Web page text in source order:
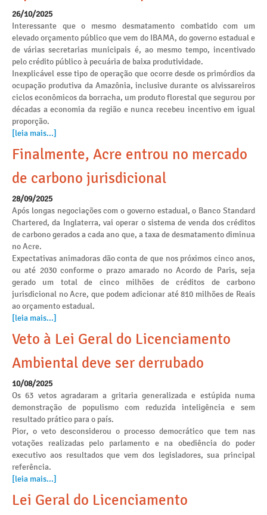
26/10/2025
Interessante que o mesmo desmatamento combatido com um
elevado orçamento público que vem do IBAMA, do governo estadual e
de várias secretarias municipais é, ao mesmo tempo, incentivado
pelo crédito público à pecuária de baixa produtividade.
Inexplicável esse tipo de operação que ocorre desde os primórdios da
ocupação produtiva da Amazônia, inclusive durante os alvissareiros
ciclos econômicos da borracha, um produto florestal que segurou por
décadas a economia da região e nunca recebeu incentivo em igual
proporção.
[leia mais...]
Finalmente, Acre entrou no mercado
de carbono jurisdicional
28/09/2025
Após longas negociações com o governo estadual, o Banco Standard
Chartered, da Inglaterra, vai operar o sistema de venda dos créditos
de carbono gerados a cada ano que, a taxa de desmatamento diminua
no Acre.
Expectativas animadoras dão conta de que nos próximos cinco anos,
ou até 2030 conforme o prazo amarado no Acordo de Paris, seja
gerado um total de cinco milhões de créditos de carbono
jurisdicional no Acre, que podem adicionar até 810 milhões de Reais
ao orçamento estadual.
[leia mais...]
Veto à Lei Geral do Licenciamento
Ambiental deve ser derrubado
10/08/2025
Os 63 vetos agradaram a gritaria generalizada e estúpida numa
demonstração de populismo com reduzida inteligência e sem
resultado prático para o país.
Pior, o veto desconsiderou o processo democrático que tem nas
votações realizadas pelo parlamento e na obediência do poder
executivo aos resultados que vem dos legisladores, sua principal
referência.
[leia mais...]
Lei Geral do Licenciamento